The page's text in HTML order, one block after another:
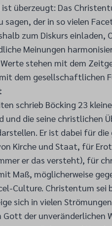
ist überzeugt: Das
sagen, der in so vielen
zum Diskurs einladen,
Meinungen
stehen mit dem
dem gesellschaftlichen
schrieb Böcking 23
und die seine christlichen
Er ist dabei für
Kirche und Staat, für
er das versteht), für
Maß, möglicherweise
Culture. Christentum sei
sich in vielen
Gott der unveränderlichen